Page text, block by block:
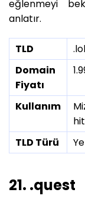
eğlenmeyi
anlatır.
TLD
.lol
Domain
Fiyatı
Kullanım
TLD Türü
21. .quest